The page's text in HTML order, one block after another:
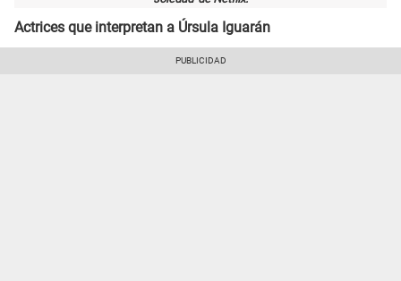
Actrices que interpretan a Úrsula Iguarán